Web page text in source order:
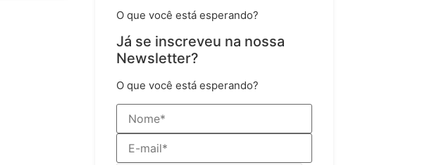
O que você está esperando?
Já se inscreveu na nossa
Newsletter?
O que você está esperando?